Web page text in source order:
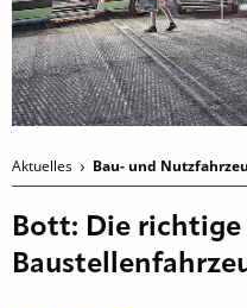
Aktuelles Bau- und
Bott: Die